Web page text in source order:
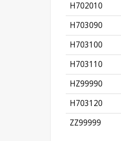
H702010
H703090
H703100
H703110
HZ99990
H703120
ZZ99999